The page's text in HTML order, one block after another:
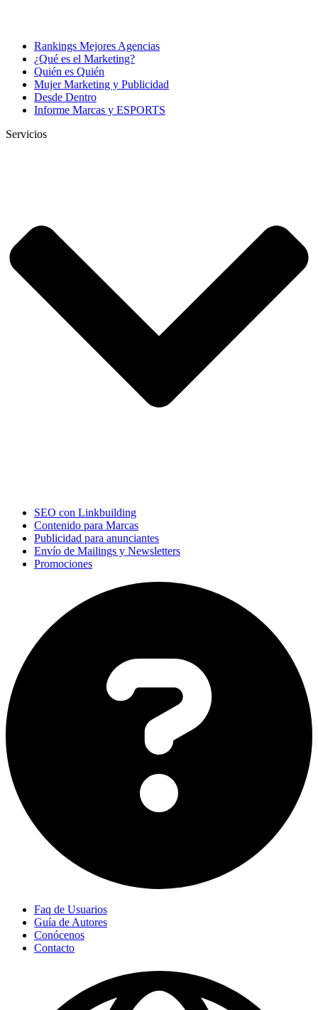
Rankings Mejores Agencias
¿Qué es el Marketing?
Quién es Quién
Mujer Marketing y Publicidad
Desde Dentro
Informe Marcas y ESPORTS
Servicios
SEO con Linkbuilding
Contenido para Marcas
Publicidad para anunciantes
Envío de Mailings y Newsletters
Promociones
Faq de Usuarios
Guía de Autores
Conócenos
Contacto